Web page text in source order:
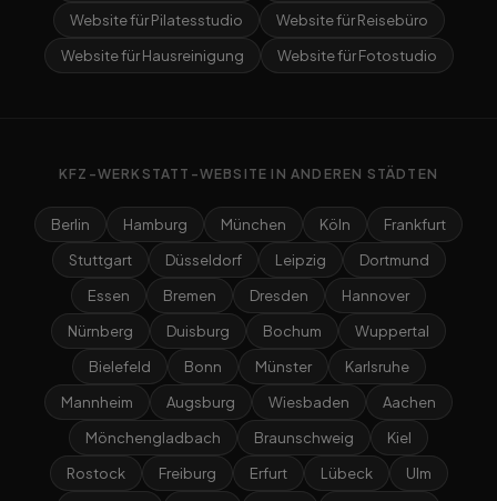
Website für Pilatesstudio
Website für Reisebüro
Website für Hausreinigung
Website für Fotostudio
KFZ-WERKSTATT-WEBSITE IN ANDEREN STÄDTEN
Berlin Hamburg München Köln
Frankfurt
Stuttgart
Düsseldorf Leipzig
Dortmund
Essen
Bremen Dresden
Hannover
Nürnberg
Duisburg Bochum
Wuppertal
Bielefeld
Bonn Münster
Karlsruhe
Mannheim
Augsburg Wiesbaden
Aachen
Mönchengladbach
Braunschweig
Kiel
Rostock
Freiburg Erfurt Lübeck
Ulm